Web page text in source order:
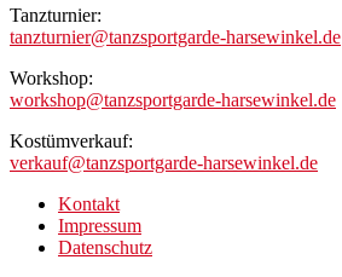
Tanzturnier:
tanzturnier@tanzsportgarde-harsewinkel.de
Workshop:
workshop@tanzsportgarde-harsewinkel.de
Kostümverkauf:
verkauf@tanzsportgarde-harsewinkel.de
Kontakt
Impressum
Datenschutz